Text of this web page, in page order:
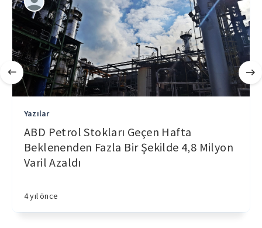
Yazılar
ABD Petrol Stokları Geçen Hafta
Beklenenden Fazla Bir Şekilde 4,8 Milyon
Varil Azaldı
4 yıl önce